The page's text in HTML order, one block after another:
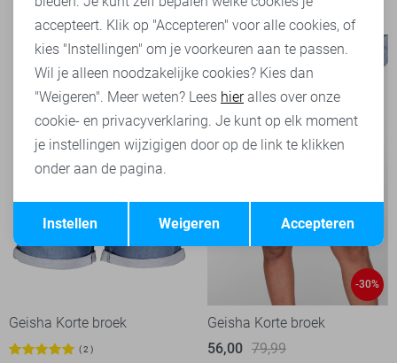
Geisha Korte broek
2
-30%
Geisha Korte broek
56,00 79,99
Terug Opslaan
accepteert. Klik op "Accepteren" voor alle cookies, of
kies "Instellingen" om je voorkeuren aan te passen.
Wil je alleen noodzakelijke cookies? Kies dan
"Weigeren". Meer weten? Lees hieralles over onze
cookie- en privacyverklaring. Je kunt op elk moment
je instellingen wijzigigen door op de link te klikken
onder aan de pagina.
Accepteren
Weigeren
Instellen